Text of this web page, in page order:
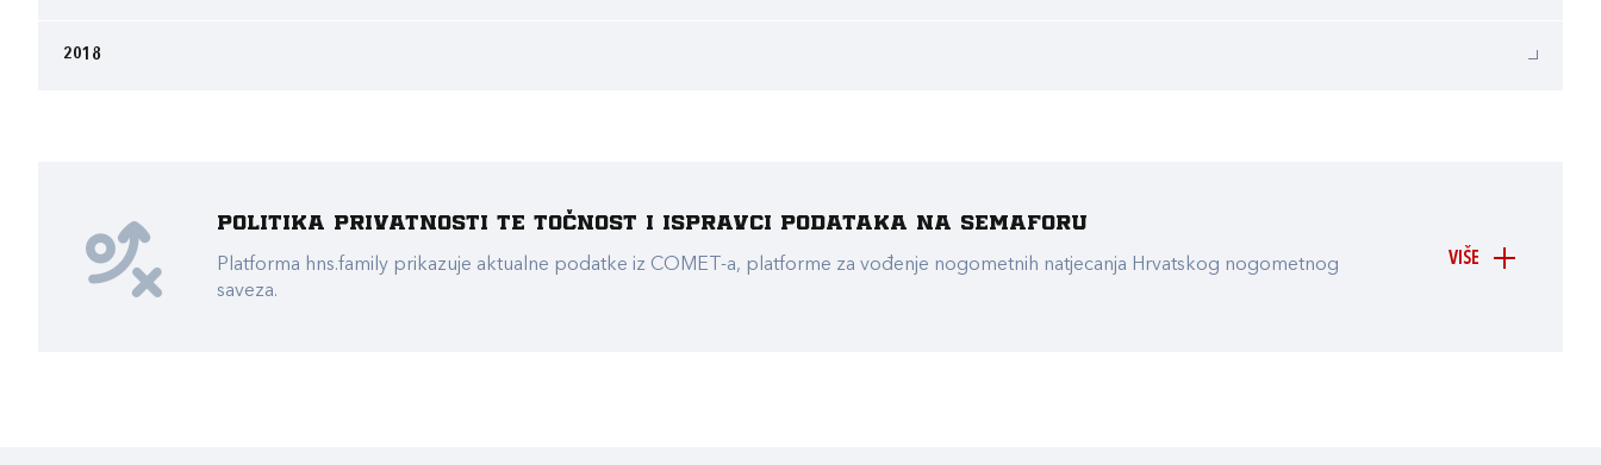
2018
VIŠE
Politika privatnosti te točnost i ispravci podataka na Semaforu
Platforma hns.family prikazuje aktualne podatke iz COMET-a, platforme za vođenje nogometnih natjecanja Hrvatskog nogometnog
saveza.